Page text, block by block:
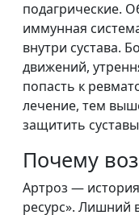
подагрические.
иммунная
внутри сустава.
движений,
попасть к
лечение, тем
защитить
Почему
Артроз —
ресурс». Лишний